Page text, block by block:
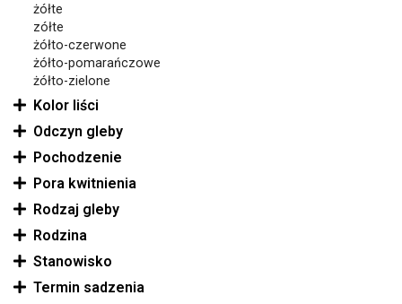
żółte
zółte
żółto-czerwone
żółto-pomarańczowe
żółto-zielone
Kolor liści
Odczyn gleby
Pochodzenie
Pora kwitnienia
Rodzaj gleby
Rodzina
Stanowisko
Termin sadzenia